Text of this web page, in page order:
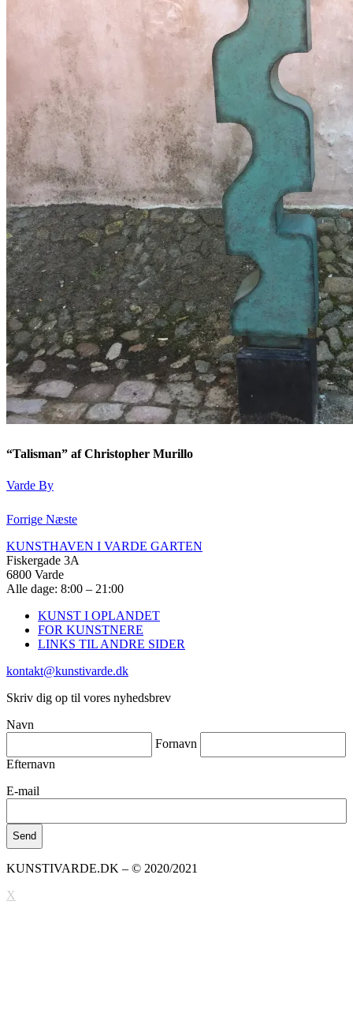
“Talisman” af Christopher Murillo
Varde By
Forrige Næste
KUNSTHAVEN I VARDE GARTEN
Fiskergade 3A
6800 Varde
Alle dage: 8:00 – 21:00
KUNST I OPLANDET
FOR KUNSTNERE
LINKS TIL ANDRE SIDER
kontakt@kunstivarde.dk
Skriv dig op til vores nyhedsbrev
Navn
Fornavn
Efternavn
E-mail
KUNSTIVARDE.DK – © 2020/2021
X